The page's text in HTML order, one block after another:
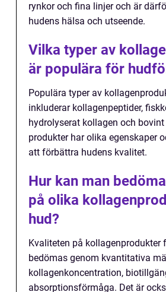
rynkor och fina linjer och är
hudens hälsa och utseende.
Vilka typer av
är populära för
Populära typer av
inkluderar kollagenpeptider,
hydrolyserat kollagen och
produkter har olika egenskaper
att förbättra hudens kvalitet.
Hur kan man
på olika
hud?
Kvaliteten på kollagenprodukter
bedömas genom kvantitativa
kollagenkoncentration,
absorptionsförmåga. Det är